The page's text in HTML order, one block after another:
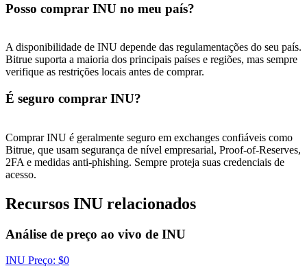
Crypto World Cup 2026: Grand Finale
77,777+3k Rewards
Mais eventos
Ganhe prêmios e recompensas exclusivas
Centro de recompensas
Posso comprar INU no meu país?
A disponibilidade de INU depende das regulamentações do seu país.
Bitrue suporta a maioria dos principais países e regiões, mas sempre
verifique as restrições locais antes de comprar.
É seguro comprar INU?
Comprar INU é geralmente seguro em exchanges confiáveis ​​como
Bitrue, que usam segurança de nível empresarial, Proof-of-Reserves,
2FA e medidas anti-phishing. Sempre proteja suas credenciais de
acesso.
Recursos INU relacionados
Análise de preço ao vivo de INU
INU Preço: $0